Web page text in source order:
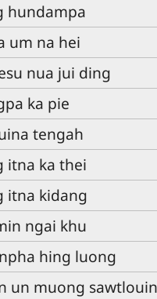
hundampa
um na hei
nua jui ding
ka pie
tengah
itna ka thei
itna kidang
ngai khu
hing luong
un muong sawtlouin